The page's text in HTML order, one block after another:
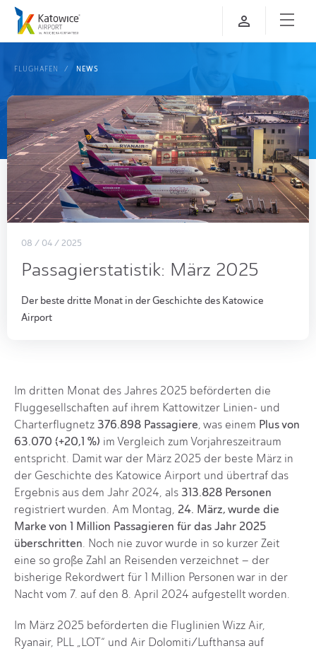
FLUGHAFEN NEWS
08 / 04 / 2025
Passagierstatistik: März 2025
Der beste dritte Monat in der Geschichte des Katowice
Airport
Im dritten Monat des Jahres 2025 beförderten die
Fluggesellschaften auf ihrem Kattowitzer Linien- und
Charterflugnetz 376.898 Passagiere, was einem Plus von
63.070 (+20,1 %) im Vergleich zum Vorjahreszeitraum
entspricht. Damit war der März 2025 der beste März in
der Geschichte des Katowice Airport und übertraf das
Ergebnis aus dem Jahr 2024, als 313.828 Personen
registriert wurden. Am Montag, 24. März, wurde die
Marke von 1 Million Passagieren für das Jahr 2025
überschritten. Noch nie zuvor wurde in so kurzer Zeit
eine so große Zahl an Reisenden verzeichnet – der
bisherige Rekordwert für 1 Million Personen war in der
Nacht vom 7. auf den 8. April 2024 aufgestellt worden.
Im März 2025 beförderten die Fluglinien Wizz Air,
Ryanair, PLL „LOT“ und Air Dolomiti/Lufthansa auf